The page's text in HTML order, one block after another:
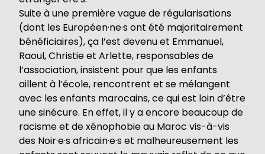
Suite à une première vague de régularisations
(dont les Européen·ne·s ont été majoritairement
bénéficiaires), ça l’est devenu et Emmanuel,
Raoul, Christie et Arlette, responsables de
l’association, insistent pour que les enfants
aillent à l’école, rencontrent et se mélangent
avec les enfants marocains, ce qui est loin d’être
une sinécure. En effet, il y a encore beaucoup de
racisme et de xénophobie au Maroc vis-à-vis
des Noir·e·s africain·e·s et malheureusement les